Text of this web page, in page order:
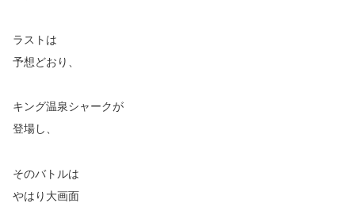
ラストは
予想どおり、
キング温泉シャークが
登場し、
そのバトルは
やはり大画面